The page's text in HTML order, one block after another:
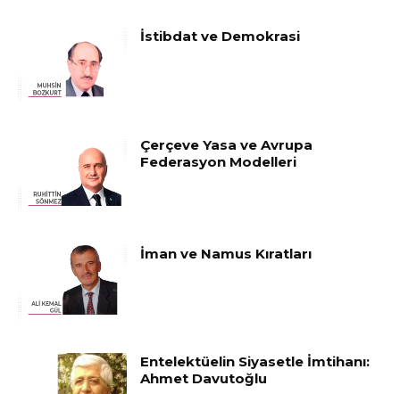
İstibdat ve Demokrasi
Çerçeve Yasa ve Avrupa
Federasyon Modelleri
İman ve Namus Kıratları
Entelektüelin Siyasetle İmtihanı:
Ahmet Davutoğlu